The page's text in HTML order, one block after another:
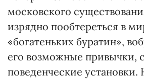
московского
изрядно пообтереться в
«богатеньких буратин»,
его возможные привычки,
поведенческие